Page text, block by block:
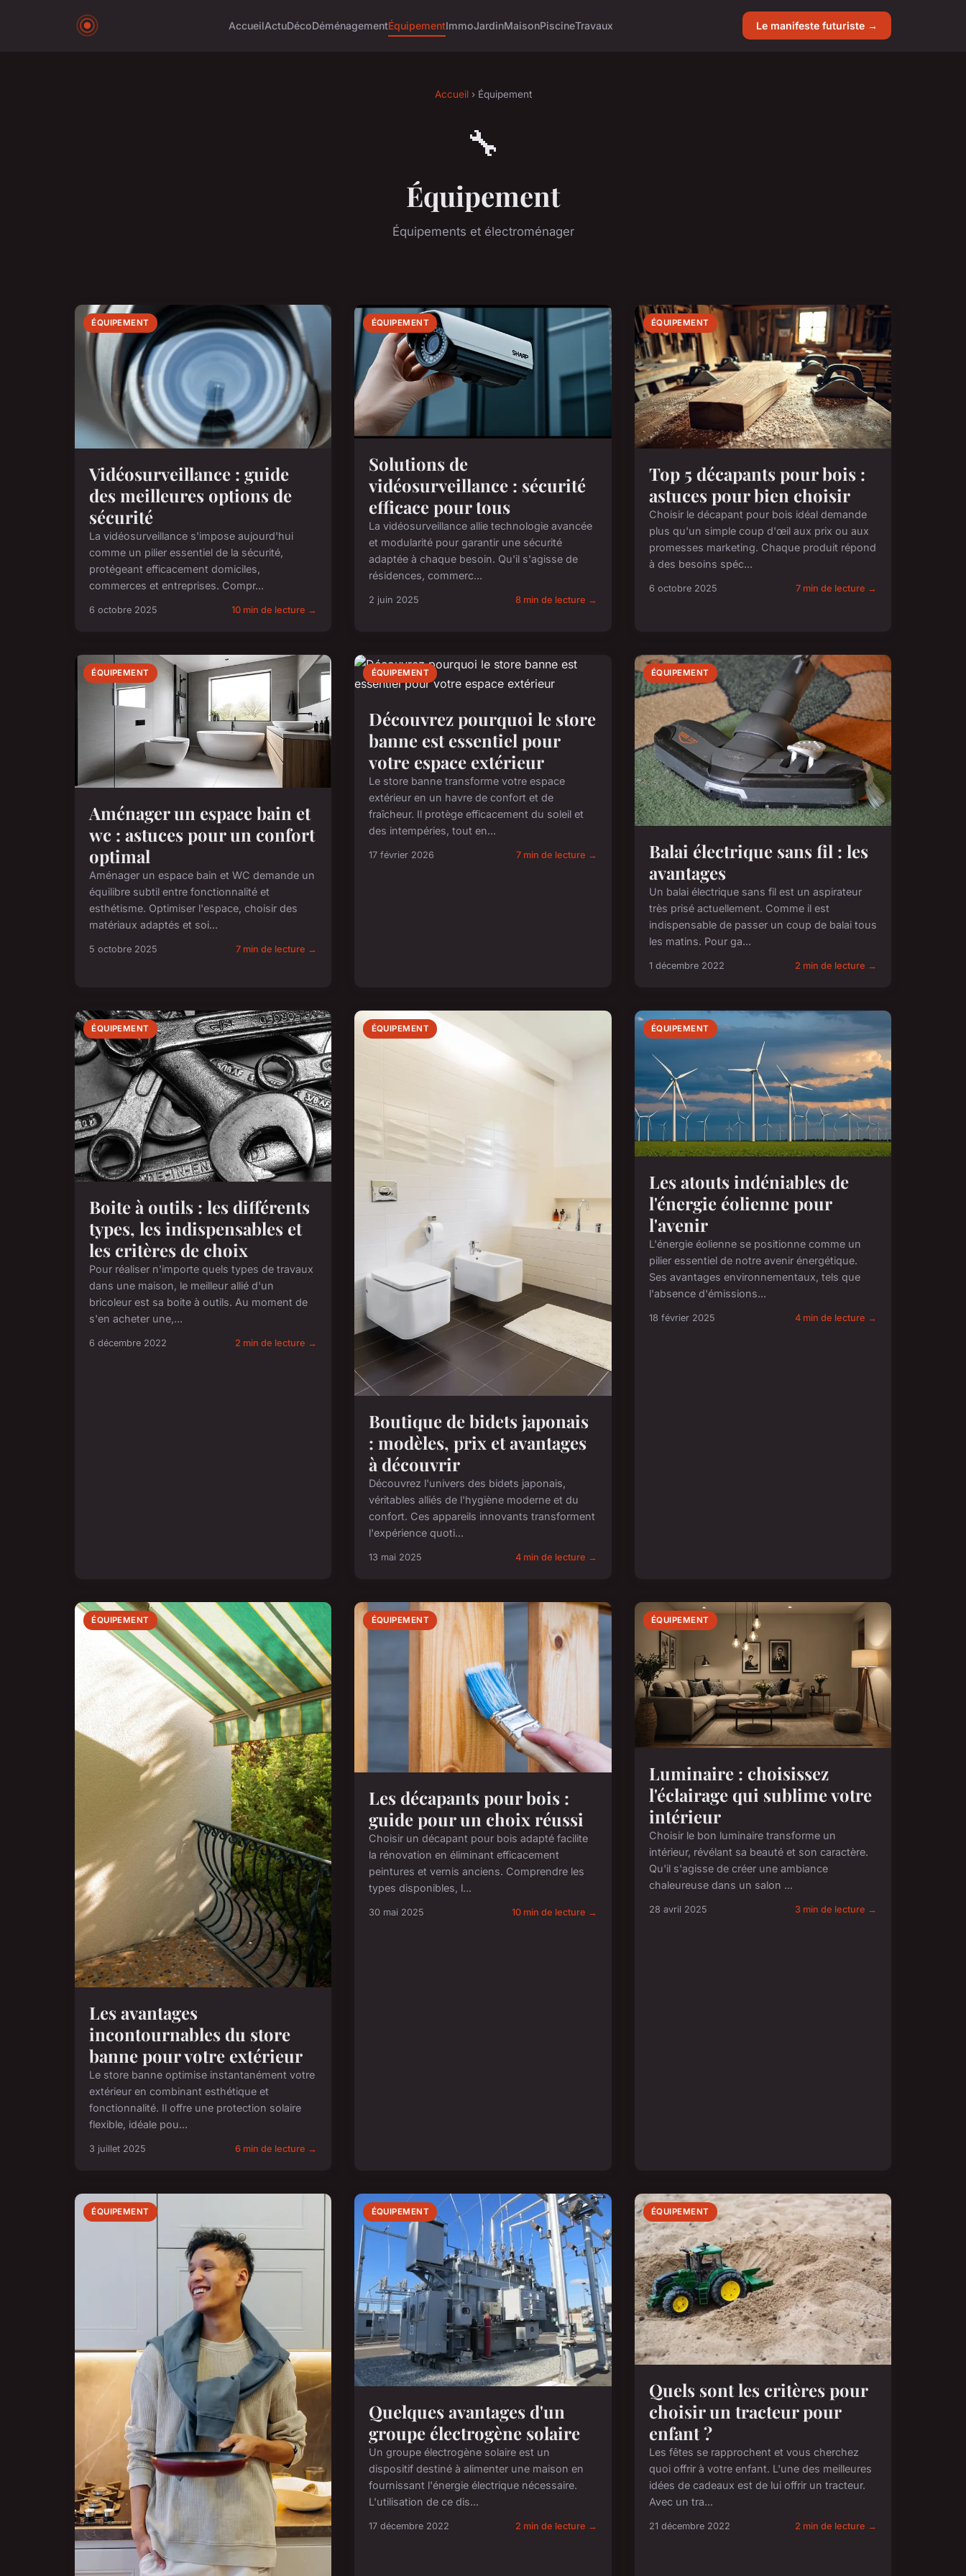
AccueilActuDécoDéménagementÉquipementImmoJardinMaisonPiscineTravaux Le manifeste futuriste →
Accueil› Équipement
🔧
Équipement
Équipements et électroménager
ÉQUIPEMENT
Vidéosurveillance : guide
des meilleures options de
sécurité
La vidéosurveillance s'impose aujourd'hui
comme un pilier essentiel de la sécurité,
protégeant efficacement domiciles,
commerces et entreprises. Compr...
6 octobre 2025 10 min de lecture →
ÉQUIPEMENT
Solutions de
vidéosurveillance : sécurité
efficace pour tous
La vidéosurveillance allie technologie avancée
et modularité pour garantir une sécurité
adaptée à chaque besoin. Qu'il s'agisse de
résidences, commerc...
2 juin 2025 8 min de lecture →
ÉQUIPEMENT
Top 5 décapants pour bois :
astuces pour bien choisir
Choisir le décapant pour bois idéal demande
plus qu'un simple coup d'œil aux prix ou aux
promesses marketing. Chaque produit répond
à des besoins spéc...
6 octobre 2025 7 min de lecture →
ÉQUIPEMENT
Aménager un espace bain et
wc : astuces pour un confort
optimal
Aménager un espace bain et WC demande un
équilibre subtil entre fonctionnalité et
esthétisme. Optimiser l'espace, choisir des
matériaux adaptés et soi...
5 octobre 2025 7 min de lecture →
ÉQUIPEMENT
Découvrez pourquoi le store
banne est essentiel pour
votre espace extérieur
Le store banne transforme votre espace
extérieur en un havre de confort et de
fraîcheur. Il protège efficacement du soleil et
des intempéries, tout en...
17 février 2026 7 min de lecture →
ÉQUIPEMENT
Balai électrique sans fil : les
avantages
Un balai électrique sans fil est un aspirateur
très prisé actuellement. Comme il est
indispensable de passer un coup de balai tous
les matins. Pour ga...
1 décembre 2022 2 min de lecture →
ÉQUIPEMENT
Boite à outils : les différents
types, les indispensables et
les critères de choix
Pour réaliser n'importe quels types de travaux
dans une maison, le meilleur allié d'un
bricoleur est sa boite à outils. Au moment de
s'en acheter une,...
6 décembre 2022 2 min de lecture →
ÉQUIPEMENT
Boutique de bidets japonais
: modèles, prix et avantages
à découvrir
Découvrez l'univers des bidets japonais,
véritables alliés de l'hygiène moderne et du
confort. Ces appareils innovants transforment
l'expérience quoti...
13 mai 2025 4 min de lecture →
ÉQUIPEMENT
Les atouts indéniables de
l'énergie éolienne pour
l'avenir
L'énergie éolienne se positionne comme un
pilier essentiel de notre avenir énergétique.
Ses avantages environnementaux, tels que
l'absence d'émissions...
18 février 2025 4 min de lecture →
ÉQUIPEMENT
Les avantages
incontournables du store
banne pour votre extérieur
Le store banne optimise instantanément votre
extérieur en combinant esthétique et
fonctionnalité. Il offre une protection solaire
flexible, idéale pou...
3 juillet 2025 6 min de lecture →
ÉQUIPEMENT
Les décapants pour bois :
guide pour un choix réussi
Choisir un décapant pour bois adapté facilite
la rénovation en éliminant efficacement
peintures et vernis anciens. Comprendre les
types disponibles, l...
30 mai 2025 10 min de lecture →
ÉQUIPEMENT
Luminaire : choisissez
l'éclairage qui sublime votre
intérieur
Choisir le bon luminaire transforme un
intérieur, révélant sa beauté et son caractère.
Qu'il s'agisse de créer une ambiance
chaleureuse dans un salon ...
28 avril 2025 3 min de lecture →
ÉQUIPEMENT ÉQUIPEMENT
Quelques avantages d'un
groupe électrogène solaire
Un groupe électrogène solaire est un
dispositif destiné à alimenter une maison en
fournissant l'énergie électrique nécessaire.
L'utilisation de ce dis...
17 décembre 2022 2 min de lecture →
ÉQUIPEMENT
Quels sont les critères pour
choisir un tracteur pour
enfant ?
Les fêtes se rapprochent et vous cherchez
quoi offrir à votre enfant. L'une des meilleures
idées de cadeaux est de lui offrir un tracteur.
Avec un tra...
21 décembre 2022 2 min de lecture →